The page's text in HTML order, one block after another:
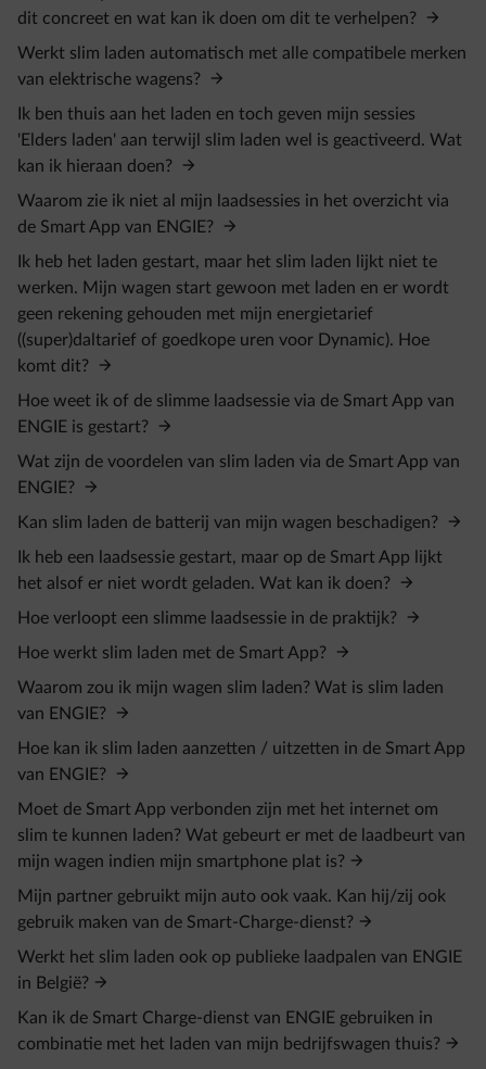
dit concreet en wat kan ik doen om dit te verhelpen?
Werkt slim laden automatisch met alle compatibele merken
van elektrische wagens?
Ik ben thuis aan het laden en toch geven mijn sessies
'Elders laden' aan terwijl slim laden wel is geactiveerd. Wat
kan ik hieraan doen?
Waarom zie ik niet al mijn laadsessies in het overzicht via
de Smart App van ENGIE?
Ik heb het laden gestart, maar het slim laden lijkt niet te
werken. Mijn wagen start gewoon met laden en er wordt
geen rekening gehouden met mijn energietarief
((super)daltarief of goedkope uren voor Dynamic). Hoe
komt dit?
Hoe weet ik of de slimme laadsessie via de Smart App van
ENGIE is gestart?
Wat zijn de voordelen van slim laden via de Smart App van
ENGIE?
Kan slim laden de batterij van mijn wagen beschadigen?
Ik heb een laadsessie gestart, maar op de Smart App lijkt
het alsof er niet wordt geladen. Wat kan ik doen?
Hoe verloopt een slimme laadsessie in de praktijk?
Hoe werkt slim laden met de Smart App?
Waarom zou ik mijn wagen slim laden? Wat is slim laden
van ENGIE?
Hoe kan ik slim laden aanzetten / uitzetten in de Smart App
van ENGIE?
Moet de Smart App verbonden zijn met het internet om
slim te kunnen laden? Wat gebeurt er met de laadbeurt van
mijn wagen indien mijn smartphone plat is?
Mijn partner gebruikt mijn auto ook vaak. Kan hij/zij ook
gebruik maken van de Smart-Charge-dienst?
Werkt het slim laden ook op publieke laadpalen van ENGIE
in België?
Kan ik de Smart Charge-dienst van ENGIE gebruiken in
combinatie met het laden van mijn bedrijfswagen thuis?